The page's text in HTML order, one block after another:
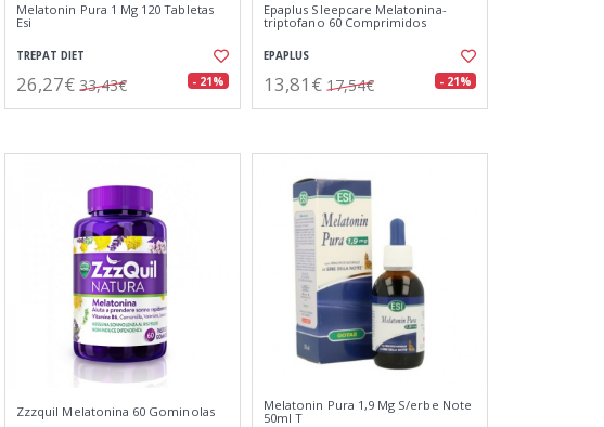
Melatonin Pura 1 Mg 120 Tabletas
Esi
TREPAT DIET
26,27€ 33,43€ - 21%
Epaplus Sleepcare Melatonina-
triptofano 60 Comprimidos
EPAPLUS
13,81€ 17,54€ - 21%
Zzzquil Melatonina 60 Gominolas
Melatonin Pura 1,9 Mg S/erbe Note
50ml T